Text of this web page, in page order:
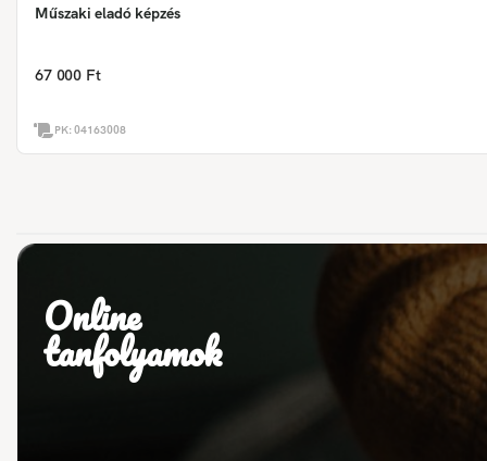
Műszaki eladó képzés
67 000 Ft
PK:04163008
Online
tanfolyamok